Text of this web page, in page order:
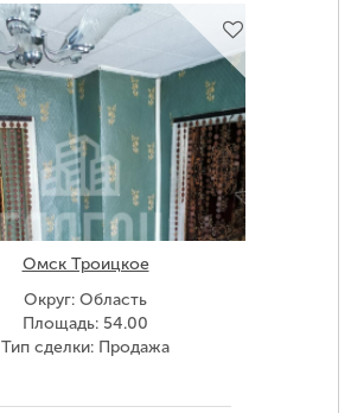
Омск Троицкое
Округ: Область
Площадь: 54.00
Тип сделки: Продажа